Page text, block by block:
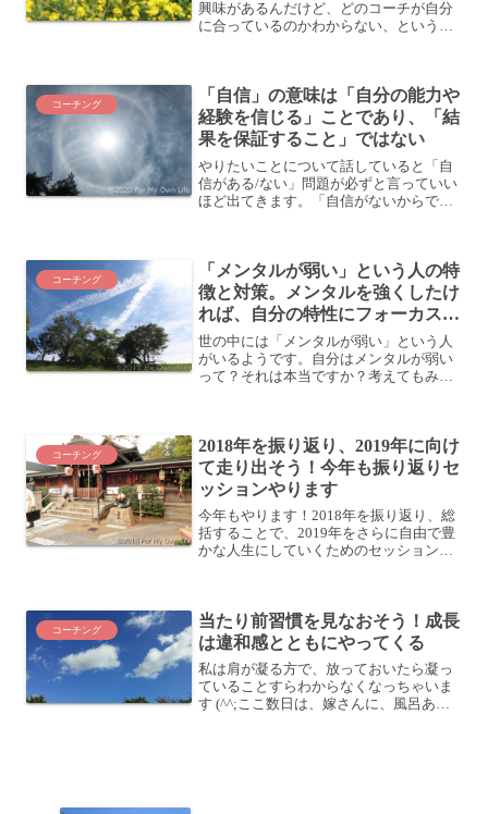
興味があるんだけど、どのコーチが自分
に合っているのかわからない、というこ
チングを受けてみること...
コーチング
「自信」の意味は「自分の能力や
経験を信じる」ことであり、「結
果を保証すること」ではない
やりたいことについて話していると「自
信がある/ない」問題が必ずと言っていい
ほど出てきます。「自信がないからでき
るのでしょうか？「自信」...
コーチング
「メンタルが弱い」という人の特
徴と対策。メンタルを強くしたけ
れば、自分の特性にフォーカスす
るべし。
世の中には「メンタルが弱い」という人
がいるようです。自分はメンタルが弱い
って？それは本当ですか？考えてもみて
たはメンタルが強い方で...
コーチング
2018年を振り返り、2019年に向け
て走り出そう！今年も振り返りセ
ッションやります
今年もやります！2018年を振り返り、総
括することで、2019年をさらに自由で豊
かな人生にしていくためのセッションで
している人より...
コーチング
当たり前習慣を見なおそう！成長
は違和感とともにやってくる
私は肩が凝る方で、放っておいたら凝っ
ていることすらわからなくなっちゃいま
す (^^;ここ数日は、嫁さんに、風呂あが